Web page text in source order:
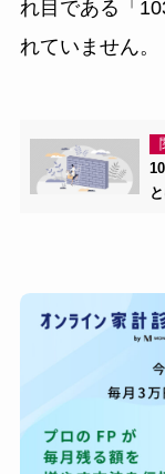
れ目である「
れていません。